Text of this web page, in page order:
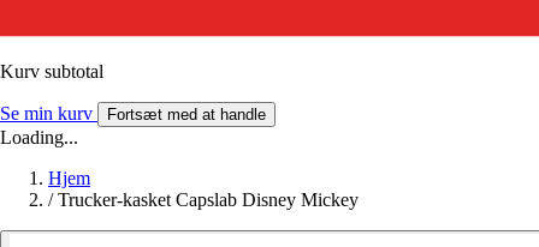
Kurv subtotal
Se min kurv Fortsæt med at handle
Loading...
Hjem
/ Trucker-kasket Capslab Disney Mickey